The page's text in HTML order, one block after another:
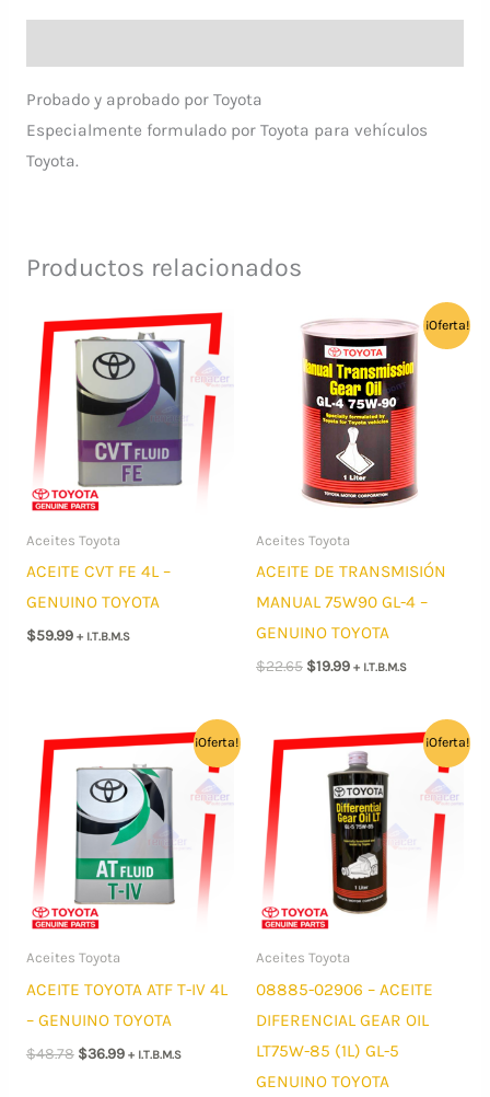
Probado y aprobado por Toyota
Especialmente formulado por Toyota para vehículos
Toyota.
Productos relacionados
Aceites Toyota
ACEITE CVT FE 4L –
GENUINO TOYOTA
$59.99 + I.T.B.M.S
¡Oferta!
Aceites Toyota
ACEITE DE TRANSMISIÓN
MANUAL 75W90 GL-4 –
GENUINO TOYOTA
$22.65 El
$22.65.
$19.99El
$19.99.
+ I.T.B.M.S
¡Oferta!
Aceites Toyota
ACEITE TOYOTA ATF T-IV 4L
– GENUINO TOYOTA
$48.78 El
$36.99El+ I.T.B.M.S
¡Oferta!
Aceites Toyota
08885-02906 – ACEITE
DIFERENCIAL GEAR OIL
LT75W-85 (1L) GL-5
GENUINO TOYOTA